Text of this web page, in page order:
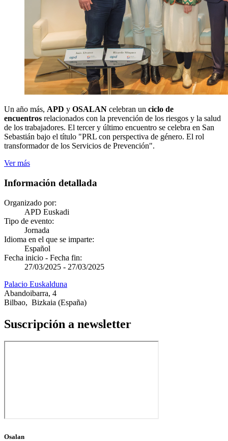
Un año más, APD y OSALAN celebran un ciclo de
encuentros relacionados con la prevención de los riesgos y la salud
de los trabajadores. El tercer y último encuentro se celebra en San
Sebastián bajo el título "PRL con perspectiva de género. El rol
transformador de los Servicios de Prevención".
Ver más
Información detallada
Organizado por:
APD Euskadi
Tipo de evento:
Jornada
Idioma en el que se imparte:
Español
Fecha inicio - Fecha fin:
27/03/2025 - 27/03/2025
Palacio Euskalduna
Abandoibarra, 4
Bilbao, Bizkaia (España)
Suscripción a newsletter
Osalan